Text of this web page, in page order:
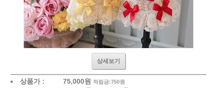
상세보기
상품가 : 75,000원 적립금:750원